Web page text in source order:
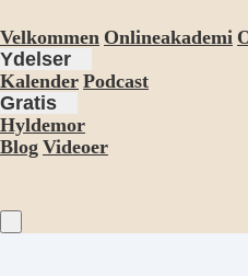
Velkommen Onlineakademi
Ydelser
Kalender Podcast
Gratis
Hyldemor
Blog Videoer